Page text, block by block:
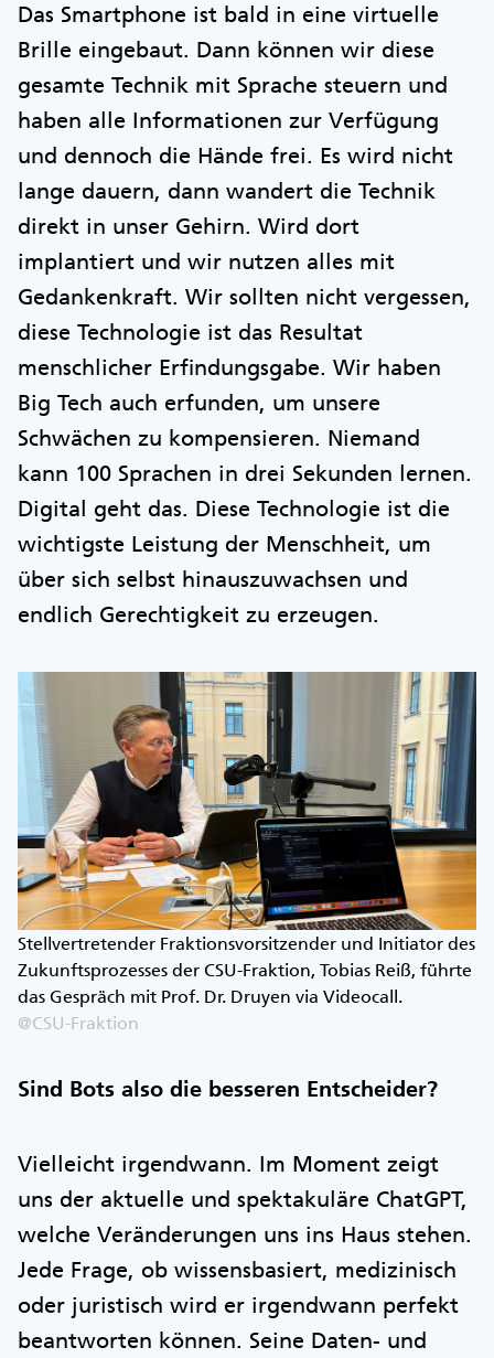
Das Smartphone ist bald in eine virtuelle
Brille eingebaut. Dann können wir diese
gesamte Technik mit Sprache steuern und
haben alle Informationen zur Verfügung
und dennoch die Hände frei. Es wird nicht
lange dauern, dann wandert die Technik
direkt in unser Gehirn. Wird dort
implantiert und wir nutzen alles mit
Gedankenkraft. Wir sollten nicht vergessen,
diese Technologie ist das Resultat
menschlicher Erfindungsgabe. Wir haben
Big Tech auch erfunden, um unsere
Schwächen zu kompensieren. Niemand
kann 100 Sprachen in drei Sekunden lernen.
Digital geht das. Diese Technologie ist die
wichtigste Leistung der Menschheit, um
über sich selbst hinauszuwachsen und
endlich Gerechtigkeit zu erzeugen.
Stellvertretender Fraktionsvorsitzender und Initiator des
Zukunftsprozesses der CSU-Fraktion, Tobias Reiß, führte
das Gespräch mit Prof. Dr. Druyen via Videocall.
@CSU-Fraktion
Sind Bots also die besseren Entscheider?
Vielleicht irgendwann. Im Moment zeigt
uns der aktuelle und spektakuläre ChatGPT,
welche Veränderungen uns ins Haus stehen.
Jede Frage, ob wissensbasiert, medizinisch
oder juristisch wird er irgendwann perfekt
beantworten können. Seine Daten- und